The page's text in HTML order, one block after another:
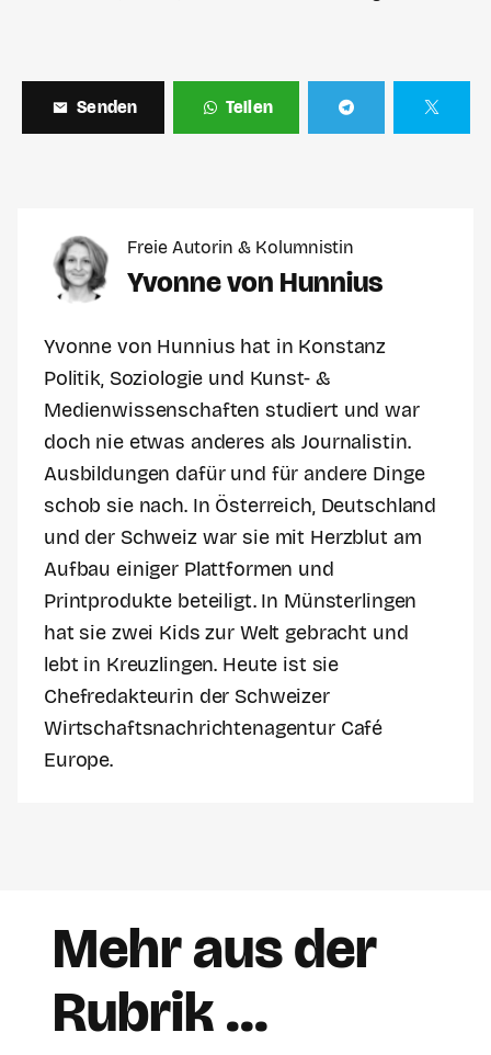
Senden Teilen
Freie Autorin & Kolumnistin
Yvonne von Hunnius
Yvonne von Hunnius hat in Konstanz
Politik, Soziologie und Kunst- &
Medienwissenschaften studiert und war
doch nie etwas anderes als Journalistin.
Ausbildungen dafür und für andere Dinge
schob sie nach. In Österreich, Deutschland
und der Schweiz war sie mit Herzblut am
Aufbau einiger Plattformen und
Printprodukte beteiligt. In Münsterlingen
hat sie zwei Kids zur Welt gebracht und
lebt in Kreuzlingen. Heute ist sie
Chefredakteurin der Schweizer
Wirtschaftsnachrichtenagentur Café
Europe.
Mehr aus der
Rubrik …